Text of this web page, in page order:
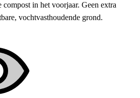
in het voorjaar. Geen extra
vochtvasthoudende grond.